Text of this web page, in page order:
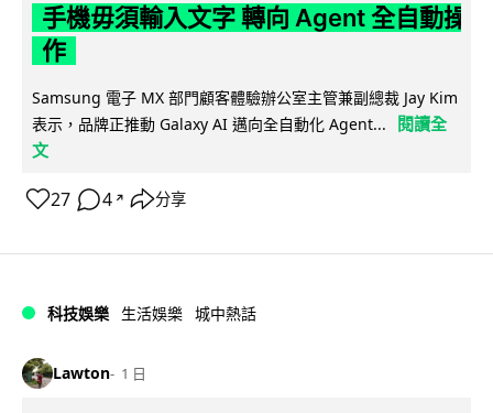
手機毋須輸入文字 轉向 Agent 全自動操
作
Samsung 電子 MX 部門顧客體驗辦公室主管兼副總裁 Jay Kim
表示，品牌正推動 Galaxy AI 邁向全自動化 Agent...
閱讀全
文
27 4 ↗ 分享
科技娛樂 生活娛樂 城中熱話
Lawton 1 日